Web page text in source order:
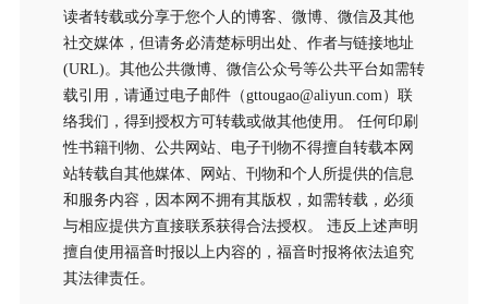
读者转载或分享于您个人的博客、微博、微信及其他
社交媒体，但请务必清楚标明出处、作者与链接地址
(URL)。其他公共微博、微信公众号等公共平台如需转
载引用，请通过电子邮件（gttougao@aliyun.com）联
络我们，得到授权方可转载或做其他使用。 任何印刷
性书籍刊物、公共网站、电子刊物不得擅自转载本网
站转载自其他媒体、网站、刊物和个人所提供的信息
和服务内容，因本网不拥有其版权，如需转载，必须
与相应提供方直接联系获得合法授权。 违反上述声明
擅自使用福音时报以上内容的，福音时报将依法追究
其法律责任。